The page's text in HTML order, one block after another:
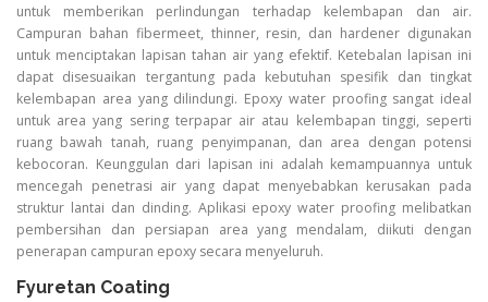
untuk memberikan perlindungan terhadap kelembapan dan air.
Campuran bahan fibermeet, thinner, resin, dan hardener digunakan
untuk menciptakan lapisan tahan air yang efektif. Ketebalan lapisan ini
dapat disesuaikan tergantung pada kebutuhan spesifik dan tingkat
kelembapan area yang dilindungi. Epoxy water proofing sangat ideal
untuk area yang sering terpapar air atau kelembapan tinggi, seperti
ruang bawah tanah, ruang penyimpanan, dan area dengan potensi
kebocoran. Keunggulan dari lapisan ini adalah kemampuannya untuk
mencegah penetrasi air yang dapat menyebabkan kerusakan pada
struktur lantai dan dinding. Aplikasi epoxy water proofing melibatkan
pembersihan dan persiapan area yang mendalam, diikuti dengan
penerapan campuran epoxy secara menyeluruh.
Fyuretan Coating